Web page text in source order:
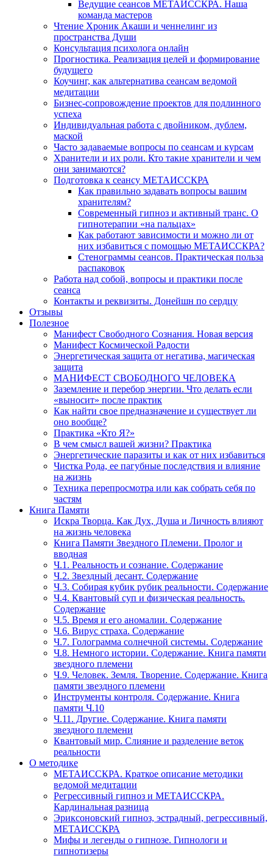
Ведущие сеансов МЕТАИССКРА. Наша
команда мастеров
Чтение Хроник Акаши и ченнелинг из
пространства Души
Консультация психолога онлайн
Прогностика. Реализация целей и формирование
будущего
Коучинг, как альтернатива сеансам ведомой
медитации
Бизнес-сопровождение проектов для подлинного
успеха
Индивидуальная работа с двойником, дублем,
маской
Часто задаваемые вопросы по сеансам и курсам
Хранители и их роли. Кто такие хранители и чем
они занимаются?
Подготовка к сеансу МЕТАИССКРА
Как правильно задавать вопросы вашим
хранителям?
Современный гипноз и активный транс. О
гипнотерапии «на пальцах»
Как работают зависимости и можно ли от
них избавиться с помощью МЕТАИССКРА?
Стенограммы сеансов. Практическая польза
распаковок
Работа над собой, вопросы и практики после
сеанса
Контакты и реквизиты. Донейшн по сердцу
Отзывы
Полезное
Манифест Свободного Сознания. Новая версия
Манифест Космической Радости
Энергетическая защита от негатива, магическая
защита
МАНИФЕСТ СВОБОДНОГО ЧЕЛОВЕКА
Заземление и перебор энергии. Что делать если
«выносит» после практик
Как найти свое предназначение и существует ли
оно вообще?
Практика «Кто Я?»
В чем смысл вашей жизни? Практика
Энергетические паразиты и как от них избавиться
Чистка Рода, ее пагубные последствия и влияние
на жизнь
Техника перепросмотра или как собрать себя по
частям
Книга Памяти
Искра Творца. Как Дух, Душа и Личность влияют
на жизнь человека
Книга Памяти Звездного Племени. Пролог и
вводная
Ч.1. Реальность и сознание. Содержание
Ч.2. Звездный десант. Содержание
Ч.3. Собирая кубик рубик реальности. Содержание
Ч.4. Квантовый суп и физическая реальность.
Содержание
Ч.5. Время и его аномалии. Содержание
Ч.6. Вирус страха. Содержание
Ч.7. Голограмма солнечной системы. Содержание
Ч.8. Немного истории. Содержание. Книга памяти
звездного племени
Ч.9. Человек. Земля. Творение. Содержание. Книга
памяти звездного племени
Инструменты контроля. Содержание. Книга
памяти Ч.10
Ч.11. Другие. Содержание. Книга памяти
звездного племени
Квантовый мир. Слияние и разделение веток
реальности
О методике
МЕТАИССКРА. Краткое описание методики
ведомой медитации
Регрессивный гипноз и МЕТАИССКРА.
Кардинальная разница
Эриксоновский гипноз, эстрадный, регрессивный,
МЕТАИССКРА
Мифы и легенды о гипнозе. Гипнологи и
гипнотизеры